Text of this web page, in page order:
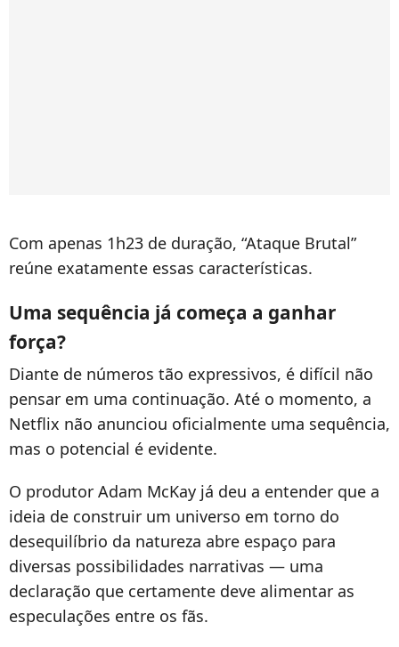
Com apenas 1h23 de duração, “Ataque Brutal”
reúne exatamente essas características.
Uma sequência já começa a ganhar
força?
Diante de números tão expressivos, é difícil não
pensar em uma continuação. Até o momento, a
Netflix não anunciou oficialmente uma sequência,
mas o potencial é evidente.
O produtor Adam McKay já deu a entender que a
ideia de construir um universo em torno do
desequilíbrio da natureza abre espaço para
diversas possibilidades narrativas — uma
declaração que certamente deve alimentar as
especulações entre os fãs.